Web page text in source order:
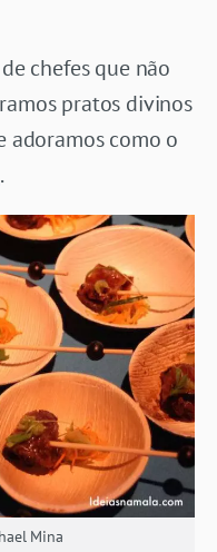
chefes que não
pratos divinos
adoramos como o
.
Mina